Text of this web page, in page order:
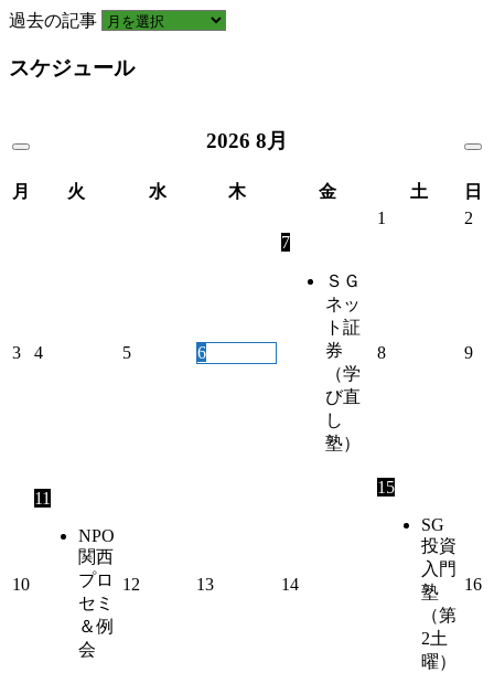
過去の記事
スケジュール
2026 8月
月 火 水 木 金 土
日
1
2
3 4 5 6
7
ＳＧ
ネッ
ト証
券
（学
び直
し
塾）
8 9
10
11
NPO
関西
プロ
セミ
＆例
会
12 13 14
15
SG
投資
入門
塾
（第
2土
曜）
16